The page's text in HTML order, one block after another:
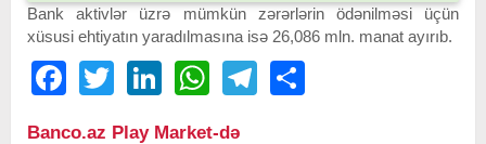
Bank aktivlər üzrə mümkün zərərlərin ödənilməsi üçün
xüsusi ehtiyatın yaradılmasına isə 26,086 mln. manat ayırıb.
FacebookTwitter LinkedIn WhatsAppTelegram
Banco.az Play Market-də